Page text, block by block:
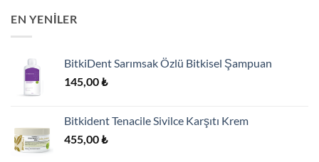
EN YENILER
BitkiDent Sarımsak Özlü Bitkisel Şampuan
145,00₺
Bitkident Tenacile Sivilce Karşıtı Krem
455,00₺